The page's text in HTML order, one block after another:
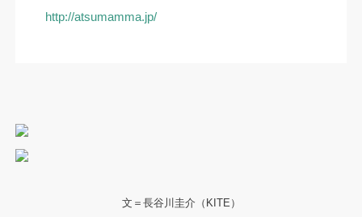
http://atsumamma.jp/
文＝長谷川圭介（KITE）